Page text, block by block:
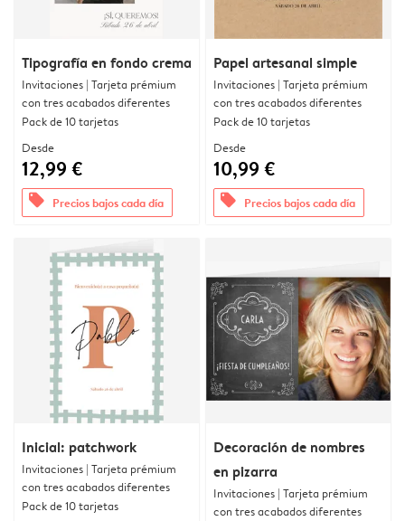
Tipografía en fondo crema
Invitaciones | Tarjeta prémium
con tres acabados diferentes
Pack de 10 tarjetas
Desde
12,99 €
offers Precios bajos cada día
Papel artesanal simple
Invitaciones | Tarjeta prémium
con tres acabados diferentes
Pack de 10 tarjetas
Desde
10,99 €
offers Precios bajos cada día
Inicial: patchwork
Invitaciones | Tarjeta prémium
con tres acabados diferentes
Pack de 10 tarjetas
Decoración de nombres
en pizarra
Invitaciones | Tarjeta prémium
con tres acabados diferentes